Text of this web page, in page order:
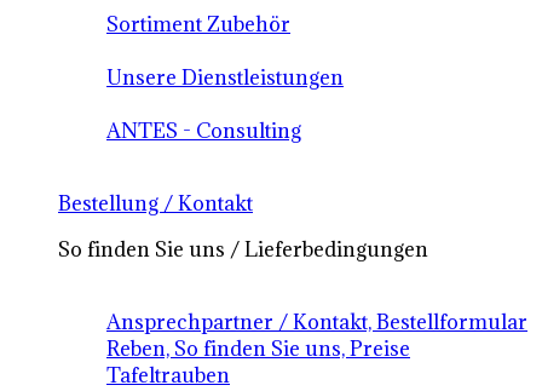
Sortiment Zubehör
Unsere Dienstleistungen
ANTES - Consulting
Bestellung / Kontakt
So finden Sie uns / Lieferbedingungen
Ansprechpartner / Kontakt, Bestellformular
Reben, So finden Sie uns, Preise
Tafeltrauben